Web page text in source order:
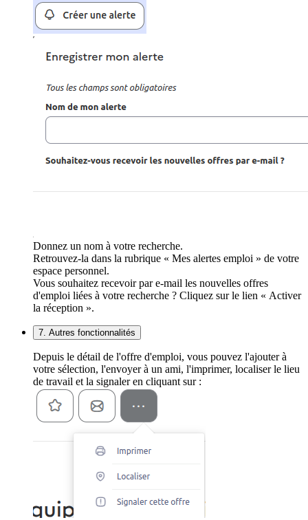
Donnez un nom à votre recherche.
Retrouvez-la dans la rubrique « Mes alertes emploi » de votre
espace personnel.
Vous souhaitez recevoir par e-mail les nouvelles offres
d'emploi liées à votre recherche ? Cliquez sur le lien « Activer
la réception ».
7. Autres fonctionnalités
Depuis le détail de l'offre d'emploi, vous pouvez l'ajouter à
votre sélection, l'envoyer à un ami, l'imprimer, localiser le lieu
de travail et la signaler en cliquant sur :